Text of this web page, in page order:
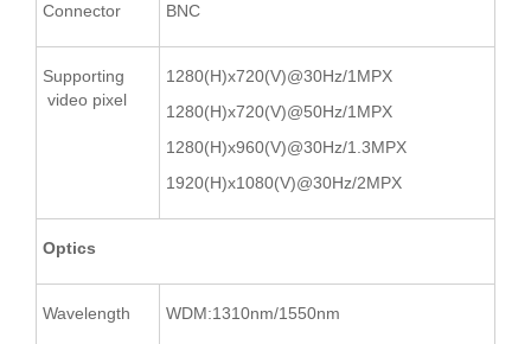
Connector BNC
Supporting
video pixel
1280(H)x720(V)@30Hz/1MPX
1280(H)x720(V)@50Hz/1MPX
1280(H)x960(V)@30Hz/1.3MPX
1920(H)x1080(V)@30Hz/2MPX
Optics
Wavelength WDM:1310nm/1550nm